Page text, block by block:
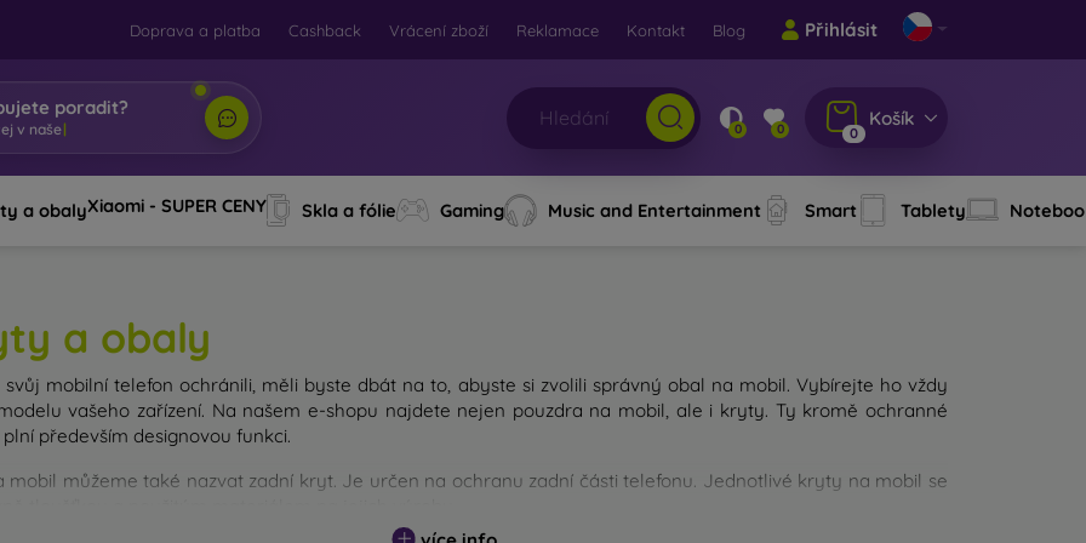
Doprava a platba Cashback Vrácení zboží Reklamace Kontakt Blog Přihlásit
poradit?
| 0 0 0
Košík
a obalyXiaomi - SUPER CENY Skla a fólie Gaming Music and Entertainment Smart Tablety
a obaly
svůj mobilní telefon ochránili, měli byste dbát na to, abyste si zvolili správný obal na mobil. Vybírejte ho vždy
vašeho zařízení. Na našem e-shopu najdete nejen pouzdra na mobil, ale i kryty. Ty kromě ochranné
především designovou funkci.
mobil můžeme také nazvat zadní kryt. Je určen na ochranu zadní části telefonu. Jednotlivé kryty na mobil se